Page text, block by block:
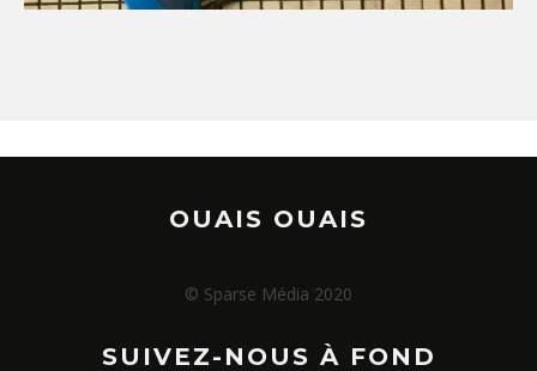
OUAIS OUAIS
© Sparse Média 2020
SUIVEZ-NOUS À FOND